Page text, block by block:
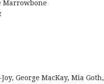
Marrowbone
George MacKay, Mia Goth,